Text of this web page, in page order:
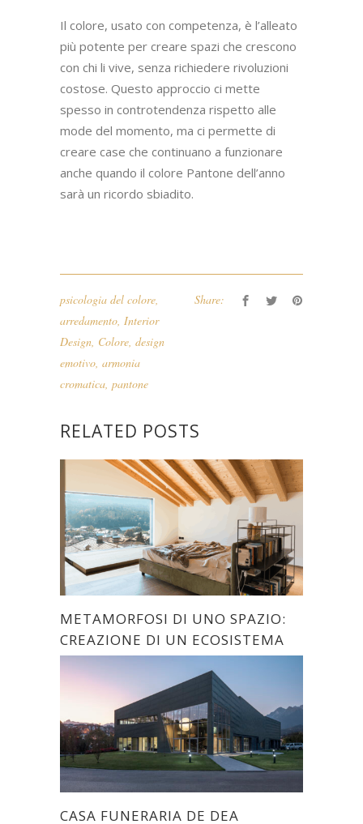
Il colore, usato con competenza, è l’alleato
più potente per creare spazi che crescono
con chi li vive, senza richiedere rivoluzioni
costose. Questo approccio ci mette
spesso in controtendenza rispetto alle
mode del momento, ma ci permette di
creare case che continuano a funzionare
anche quando il colore Pantone dell’anno
sarà un ricordo sbiadito.
psicologia del colore
arredamento Interior
Design Colore design
emotivo armonia
cromatica pantone
Share:
RELATED POSTS
METAMORFOSI DI UNO SPAZIO:
CREAZIONE DI UN ECOSISTEMA
CASA FUNERARIA DE DEA